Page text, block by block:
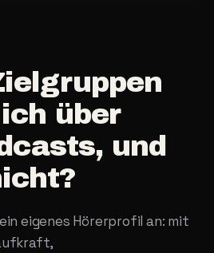
ich über
und
eigenes Hörerprofil an: mit